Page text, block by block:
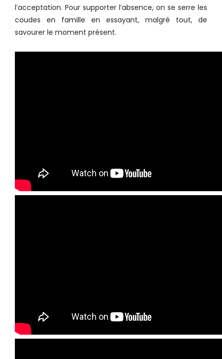
l’acceptation. Pour supporter l’absence, on se serre les
coudes en famille en essayant, malgré tout, de
savourer le moment présent.